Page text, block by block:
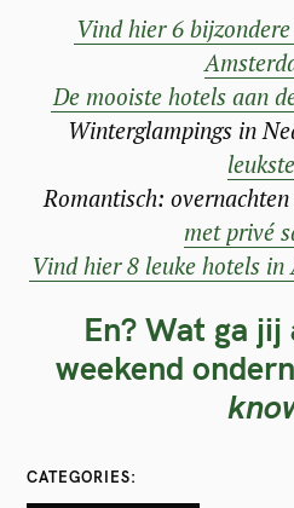
Vind hier 6
De mooiste hotels aan
Winterglampings in
leukste
Romantisch:
met privé
Vind hier 8 leuke hotels in
En? Wat ga jij
weekend
CATEGORIES